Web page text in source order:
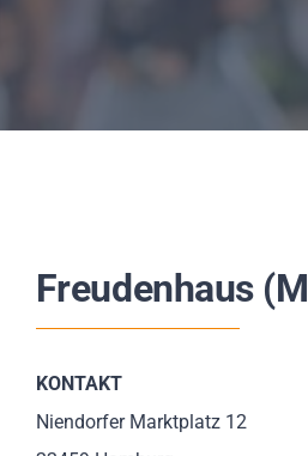
Freudenhaus
KONTAKT
Niendorfer Marktplatz 12